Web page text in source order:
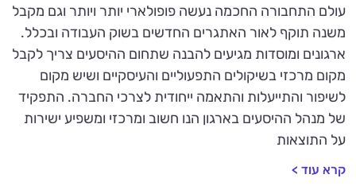
עולם התחבורה החכמה נעשה פופולארי יותר ויותר וגם מקבל
משנה תוקף לאור האתגרים החדשים בשוק העבודה ובכלל.
ארגונים ומוסדות מגיעים להבנה שתחום ההיסעים צריך לקבל
מקום מרכזי בשיקולים התפעוליים והעיסקיים ושיש מקום
לשיפור והתייעלות והתאמה ייחודית לצרכי החברה. התפקיד
של מנהל ההיסעים בארגון הנו חשוב ומרכזי ומשפיע ישירות
על התוצאות
קרא עוד >